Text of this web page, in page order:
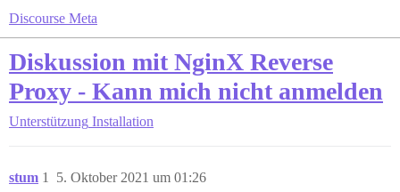
Discourse Meta
Diskussion mit NginX Reverse
Proxy - Kann mich nicht anmelden
Unterstützung Installation
stum 5. Oktober 2021 um 01:26
1